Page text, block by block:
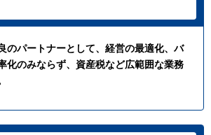
のパートナーとして、経営の最適化、バ
化のみならず、資産税など広範囲な業務